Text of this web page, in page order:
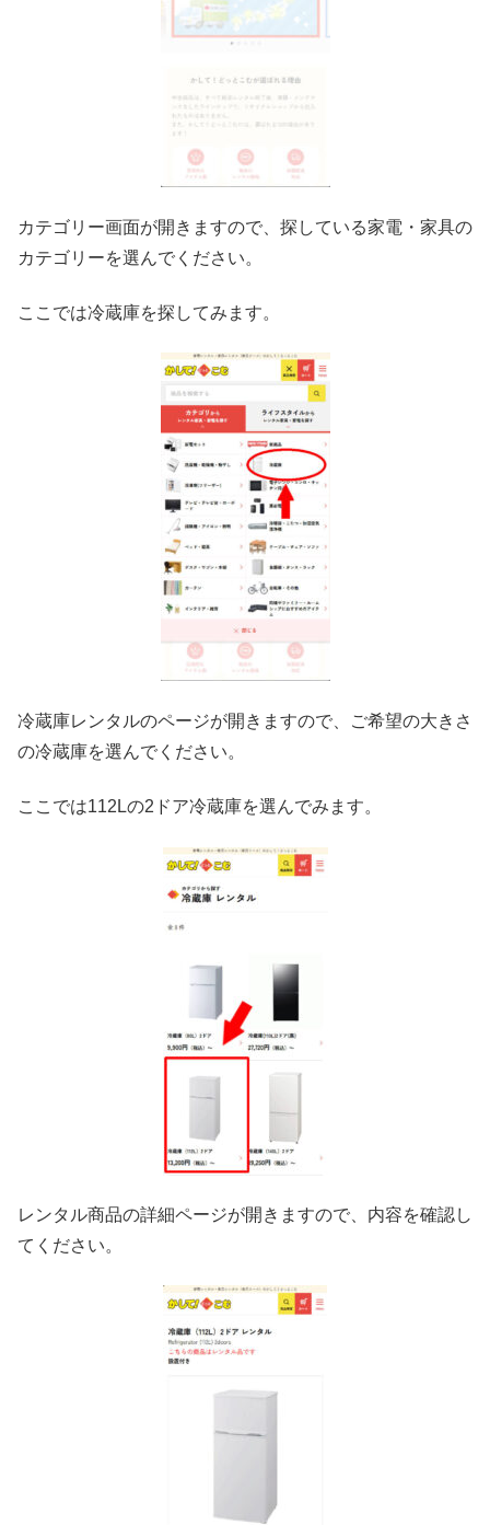
カテゴリー画面が開きますので、探している家電・家具の
カテゴリーを選んでください。
ここでは冷蔵庫を探してみます。
冷蔵庫レンタルのページが開きますので、ご希望の大きさ
の冷蔵庫を選んでください。
ここでは112Lの2ドア冷蔵庫を選んでみます。
レンタル商品の詳細ページが開きますので、内容を確認し
てください。